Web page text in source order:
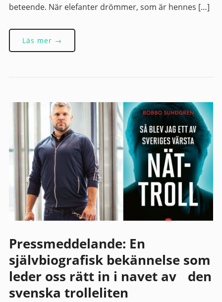
beteende. När elefanter drömmer, som är hennes […]
Läs mer →
Pressmeddelande: En
självbiografisk bekännelse som
leder oss rätt in i navet av den
svenska trolleliten